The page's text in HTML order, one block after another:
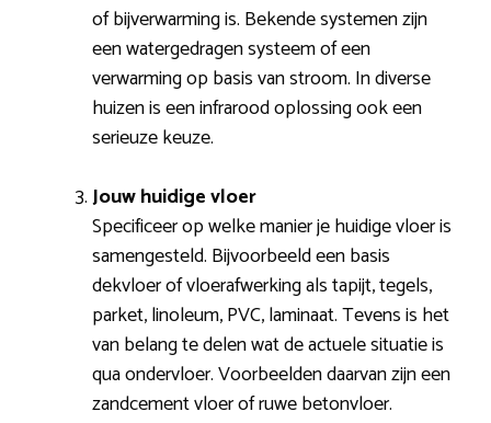
of bijverwarming is. Bekende systemen zijn
een watergedragen systeem of een
verwarming op basis van stroom. In diverse
huizen is een infrarood oplossing ook een
serieuze keuze.
Jouw huidige vloer
Specificeer op welke manier je huidige vloer is
samengesteld. Bijvoorbeeld een basis
dekvloer of vloerafwerking als tapijt, tegels,
parket, linoleum, PVC, laminaat. Tevens is het
van belang te delen wat de actuele situatie is
qua ondervloer. Voorbeelden daarvan zijn een
zandcement vloer of ruwe betonvloer.